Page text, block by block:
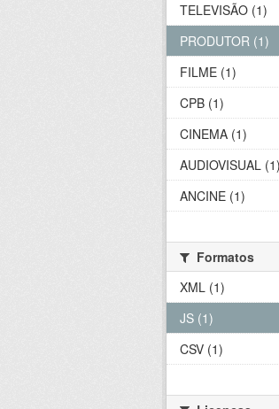
TELEVISÃO (1)
PRODUTOR (1)
FILME (1)
CPB (1)
CINEMA (1)
AUDIOVISUAL (1)
ANCINE (1)
Formatos
XML (1)
JS (1)
CSV (1)